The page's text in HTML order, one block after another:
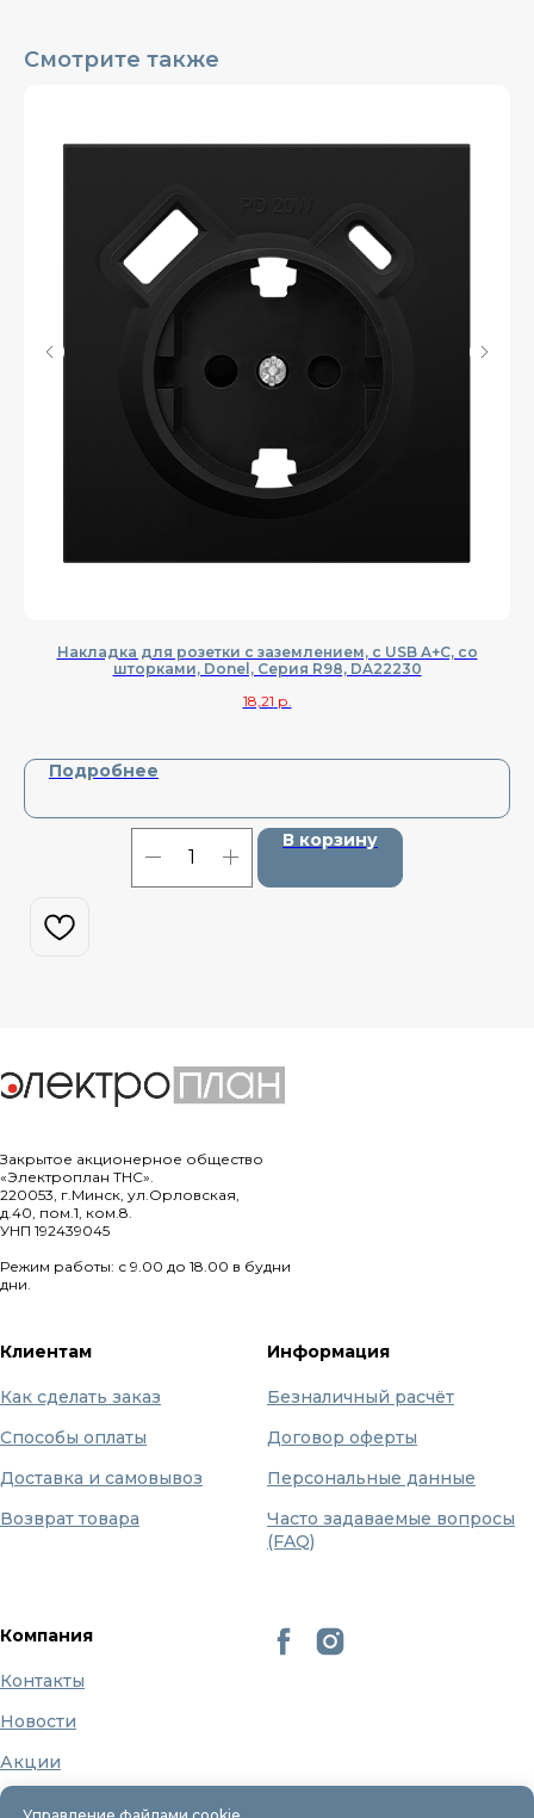
Смотрите также
Накладка для розетки с заземлением, с USB A+C, со
шторками, Donel, Cерия R98, DA22230
18,21 р.
Подробнее
В корзину
Закрытое акционерное общество
«Электроплан ТНС».
220053, г.Минск, ул.Орловская,
д.40, пом.1, ком.8.
УНП 192439045
Режим работы: с 9.00 до 18.00 в будни
дни.
Клиентам
Как сделать заказ
Способы оплаты
Доставка и самовывоз
Возврат товара
Информация
Безналичный расчёт
Договор оферты
Персональные данные
Часто задаваемые вопросы
(FAQ)
Компания
Контакты
Новости
Акции
Бренды